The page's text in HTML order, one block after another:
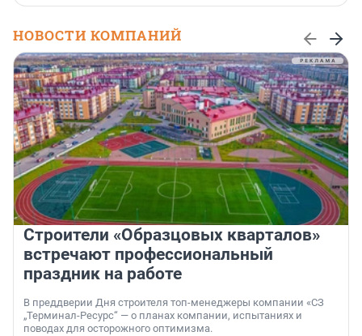
НОВОСТИ КОМПАНИЙ
Строители «Образцовых кварталов»
встречают профессиональный
праздник на работе
В преддверии Дня строителя топ-менеджеры компании «СЗ
„Терминал-Ресурс“ — о планах компании, испытаниях и
поводах для осторожного оптимизма.